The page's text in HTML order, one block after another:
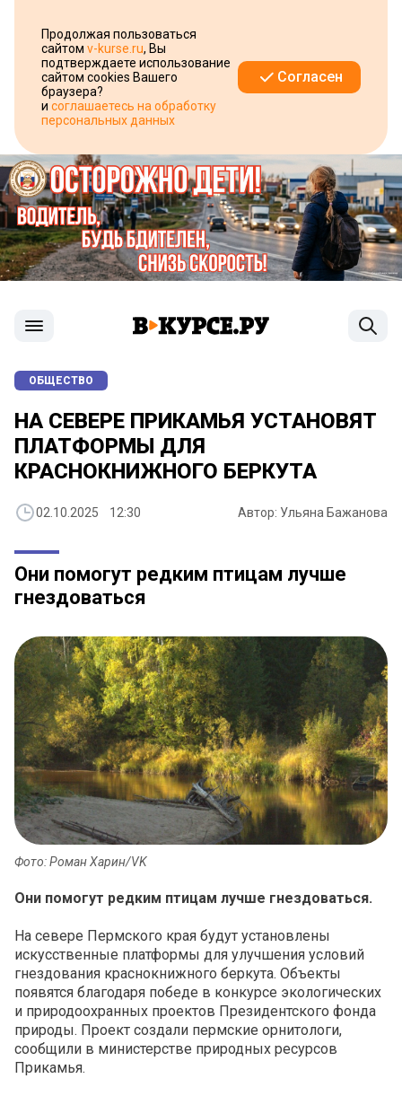
Продолжая пользоваться
сайтом v-kurse.ru, Вы
подтверждаете использование
сайтом cookies Вашего
браузера?
и соглашаетесь на обработку
персональных данных
Согласен
ОБЩЕСТВО
НА СЕВЕРЕ ПРИКАМЬЯ УСТАНОВЯТ
ПЛАТФОРМЫ ДЛЯ
КРАСНОКНИЖНОГО БЕРКУТА
02.10.2025 12:30 Автор: Ульяна Бажанова
Они помогут редким птицам лучше
гнездоваться
Фото: Роман Харин/VK
Они помогут редким птицам лучше гнездоваться.
На севере Пермского края будут установлены
искусственные платформы для улучшения условий
гнездования краснокнижного беркута. Объекты
появятся благодаря победе в конкурсе экологических
и природоохранных проектов Президентского фонда
природы. Проект создали пермские орнитологи,
сообщили в министерстве природных ресурсов
Прикамья.